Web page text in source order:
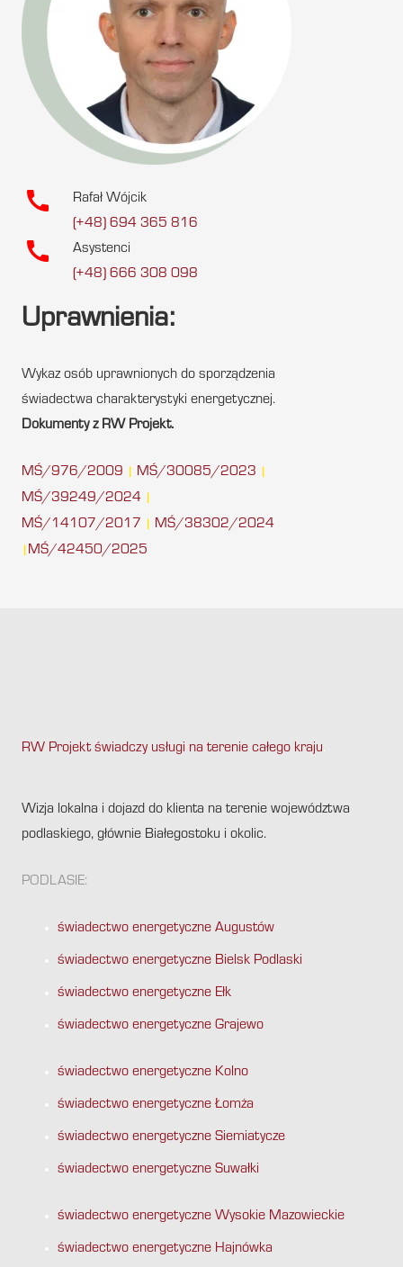
call
Rafał Wójcik
(+48) 694 365 816
call
Asystenci
(+48) 666 308 098
Uprawnienia:
Wykaz osób uprawnionych do sporządzenia
świadectwa charakterystyki energetycznej.
Dokumenty z RW Projekt.
MŚ/976/2009 MŚ/30085/2023
MŚ/39249/2024
MŚ/14107/2017 MŚ/38302/2024
MŚ/42450/2025
RW Projekt świadczy usługi na terenie całego kraju
Wizja lokalna i dojazd do klienta na terenie województwa
podlaskiego, głównie Białegostoku i okolic.
PODLASIE:
świadectwo energetyczne Augustów
świadectwo energetyczne Bielsk Podlaski
świadectwo energetyczne Ełk
świadectwo energetyczne Grajewo
świadectwo energetyczne Kolno
świadectwo energetyczne Łomża
świadectwo energetyczne Siemiatycze
świadectwo energetyczne Suwałki
świadectwo energetyczne Wysokie Mazowieckie
świadectwo energetyczne Hajnówka